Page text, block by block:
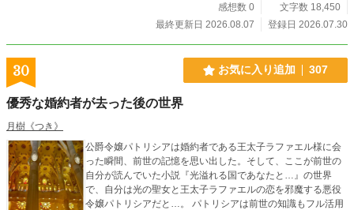
感想数 0
文字数 18,450
最終更新日 2026.08.07
登録日 2026.07.30
30 お気に入り追加 307
優秀な婚約者が去った後の世界
月樹《つき》
公爵令嬢パトリシアは婚約者である王太子ラファエル様に会
った瞬間、前世の記憶を思い出した。そして、ここが前世の
自分が読んでいた小説『光溢れる国であなたと…』の世界
で、自分は光の聖女と王太子ラファエルの恋を邪魔する悪役
令嬢パトリシアだと…。 パトリシアは前世の知識もフル活用